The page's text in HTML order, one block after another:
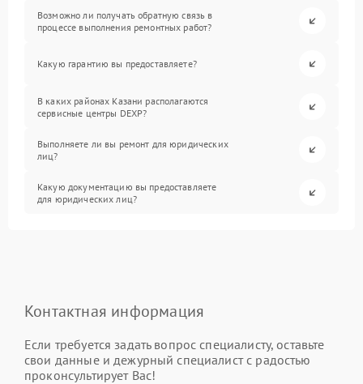
Возможно ли получать обратную связь в
процессе выполнения ремонтных работ?
Какую гарантию вы предоставляете?
В каких районах Казани располагаются
сервисные центры DEXP?
Выполняете ли вы ремонт для юридических
лиц?
Какую документацию вы предоставляете
для юридических лиц?
Контактная информация
Если требуется задать вопрос специалисту, оставьте
свои данные и дежурный специалист с радостью
проконсультирует Вас!